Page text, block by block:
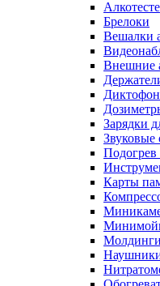
Брелоки
Вешалки
Внешние
Зарядки
Звуковые
Подогрев
Карты
Молдинги